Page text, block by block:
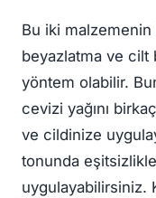
Bu iki malzemenin
beyazlatma ve cilt
yöntem olabilir.
cevizi yağını
ve cildinize
tonunda
uygulayabilirsiniz.